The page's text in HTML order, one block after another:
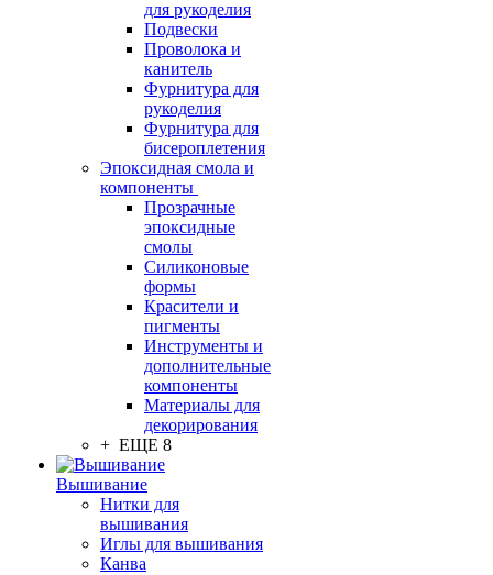
для рукоделия
Подвески
Проволока и
канитель
Фурнитура для
рукоделия
Фурнитура для
бисероплетения
Эпоксидная смола и
компоненты
Прозрачные
эпоксидные
смолы
Силиконовые
формы
Красители и
пигменты
Инструменты и
дополнительные
компоненты
Материалы для
декорирования
+ ЕЩЕ 8
Вышивание
Нитки для
вышивания
Иглы для вышивания
Канва